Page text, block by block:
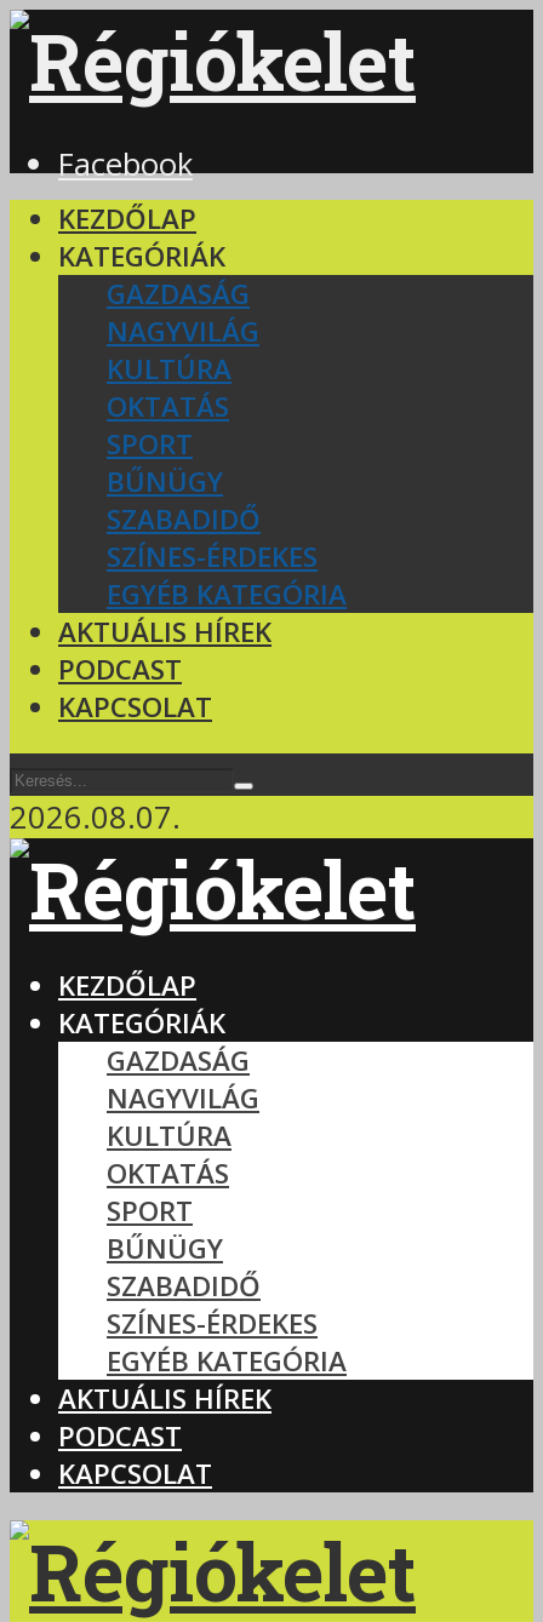
Facebook
KEZDŐLAP
KATEGÓRIÁK
GAZDASÁG
NAGYVILÁG
KULTÚRA
OKTATÁS
SPORT
BŰNÜGY
SZABADIDŐ
SZÍNES-ÉRDEKES
EGYÉB KATEGÓRIA
AKTUÁLIS HÍREK
PODCAST
KAPCSOLAT
2026.08.07.
KEZDŐLAP
KATEGÓRIÁK
GAZDASÁG
NAGYVILÁG
KULTÚRA
OKTATÁS
SPORT
BŰNÜGY
SZABADIDŐ
SZÍNES-ÉRDEKES
EGYÉB KATEGÓRIA
AKTUÁLIS HÍREK
PODCAST
KAPCSOLAT